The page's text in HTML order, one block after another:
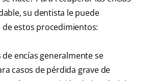
su dentista le puede
estos procedimientos:
encías generalmente se
casos de pérdida grave de